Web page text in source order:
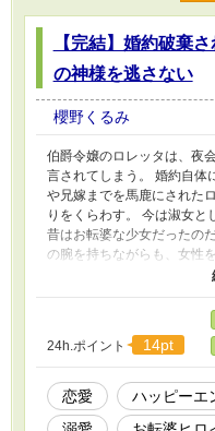
【完結】婚約破棄
の神様を逃さない
櫻野くるみ
伯爵令嬢のロレッタは、夜
言されてしまう。 婚約自体
や兄嫁までを馬鹿にされた
りをくらわす。 今は淑女と
昔はお転婆な少女だったの
の腕を持ちながらも、女性
呼ばれるクロヴィスは、今
し続けていた。 その強い視
な少女との再会を夢見て
派手に婚約破棄された令嬢
リと掴んでいて、幸せにな
24h.ポイント 14pt
恋愛 ハッピーエ